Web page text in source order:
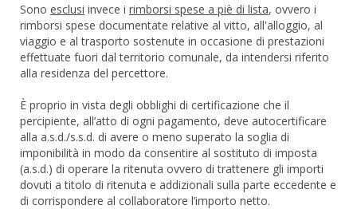
Sono esclusi invece i rimborsi spese a piè di lista, ovvero i
rimborsi spese documentate relative al vitto, all'alloggio, al
viaggio e al trasporto sostenute in occasione di prestazioni
effettuate fuori dal territorio comunale, da intendersi riferito
alla residenza del percettore.
È proprio in vista degli obblighi di certificazione che il
percipiente, all’atto di ogni pagamento, deve autocertificare
alla a.s.d./s.s.d. di avere o meno superato la soglia di
imponibilità in modo da consentire al sostituto di imposta
(a.s.d.) di operare la ritenuta ovvero di trattenere gli importi
dovuti a titolo di ritenuta e addizionali sulla parte eccedente e
di corrispondere al collaboratore l’importo netto.